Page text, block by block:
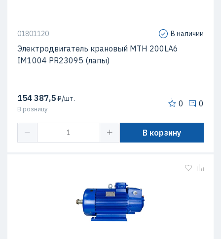
01801120 В наличии
Электродвигатель крановый MTH 200LА6
IM1004 PR23095 (лапы)
154 387,5₽/шт.
В розницу
0 0
В корзину